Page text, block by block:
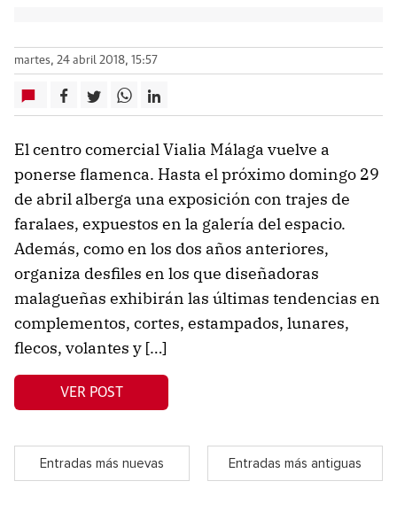
martes, 24 abril 2018, 15:57
El centro comercial Vialia Málaga vuelve a
ponerse flamenca. Hasta el próximo domingo 29
de abril alberga una exposición con trajes de
faralaes, expuestos en la galería del espacio.
Además, como en los dos años anteriores,
organiza desfiles en los que diseñadoras
malagueñas exhibirán las últimas tendencias en
complementos, cortes, estampados, lunares,
flecos, volantes y […]
VER POST
Entradas más nuevas Entradas más antiguas